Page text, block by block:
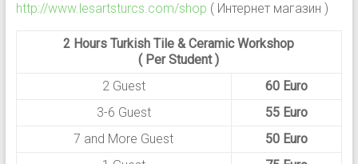
http://www.lesartsturcs.com/shop ( Интернет магазин )
2 Hours Turkish Tile & Ceramic Workshop
( Per Student )
2 Guest
60 Euro
3-6 Guest
55 Euro
7 and More Guest
50 Euro